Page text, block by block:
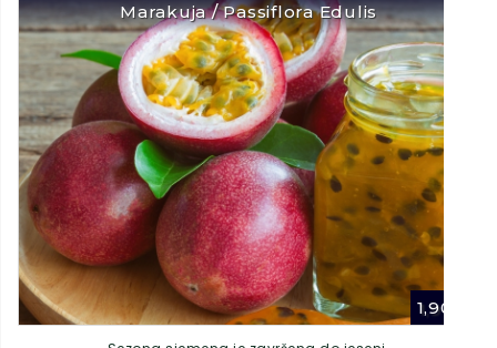
Marakuja / Passiflora Edulis
1,90